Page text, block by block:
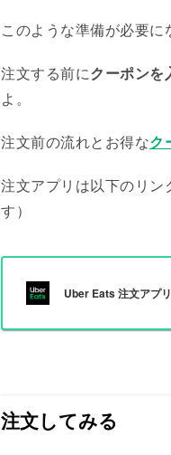
このような準備が必要に
注文する前にクーポンを
よ。
注文前の流れとお得なク
注文アプリは以下のリ
す）
Uber Eats 注文アプ
注文してみる